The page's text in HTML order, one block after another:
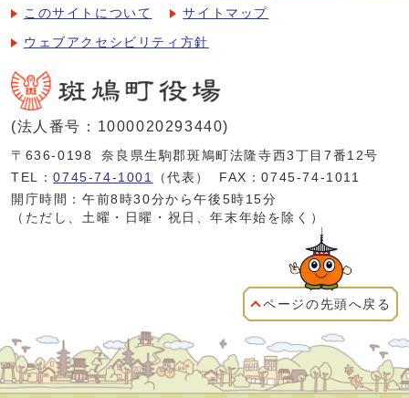
このサイトについて サイトマップ
ウェブアクセシビリティ方針
(法人番号：1000020293440)
〒636-0198
奈良県生駒郡斑鳩町法隆寺西3丁目7番12号
TEL：0745-74-1001 （代表）
FAX：0745-74-1011
開庁時間：午前8時30分から午後5時15分
（ただし、土曜・日曜・祝日、年末年始を除く）
ページの先頭へ戻る